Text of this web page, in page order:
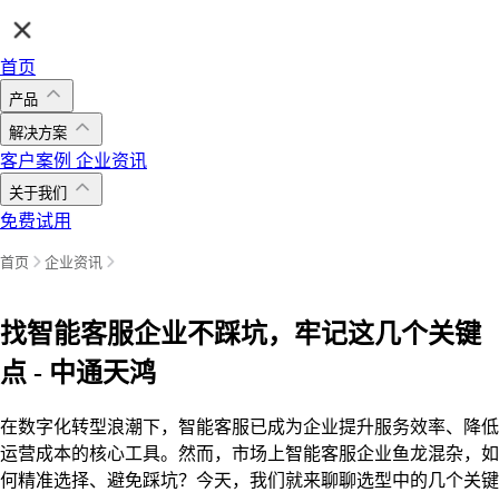
首页
产品
解决方案
客户案例 企业资讯
关于我们
免费试用
首页 企业资讯
找智能客服企业不踩坑，牢记这几个关键
点 - 中通天鸿
在数字化转型浪潮下，智能客服已成为企业提升服务效率、降低
运营成本的核心工具。然而，市场上智能客服企业鱼龙混杂，如
何精准选择、避免踩坑？今天，我们就来聊聊选型中的几个关键